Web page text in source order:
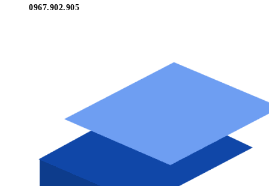
0967.902.905